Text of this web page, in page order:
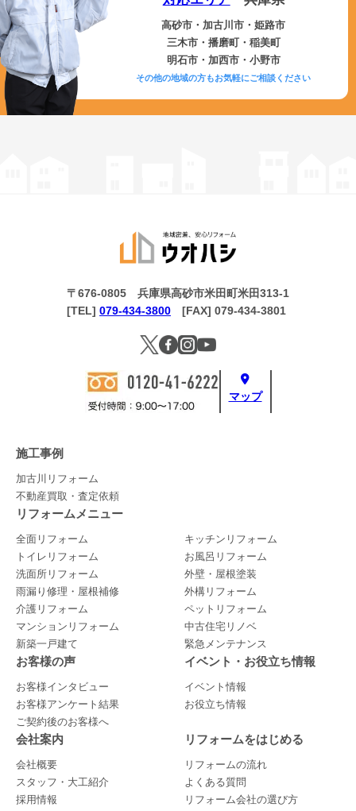
高砂市・加古川市・姫路市
三木市・播磨町・稲美町
明石市・加西市・小野市
その他の地域の方もお気軽にご相談ください
マップ
〒676-0805 兵庫県高砂市米田町米田313-1
[TEL] 079-434-3800 [FAX] 079-434-3801
施工事例
加古川リフォーム
不動産買取・査定依頼
リフォームメニュー
全面リフォーム
キッチンリフォーム
トイレリフォーム
お風呂リフォーム
洗面所リフォーム
外壁・屋根塗装
雨漏り修理・屋根補修
外構リフォーム
介護リフォーム
ペットリフォーム
マンションリフォーム
中古住宅リノベ
新築一戸建て
緊急メンテナンス
お客様の声
お客様インタビュー
お客様アンケート結果
ご契約後のお客様へ
イベント・お役立ち情報
イベント情報
お役立ち情報
会社案内
会社概要
スタッフ・大工紹介
採用情報
リフォームをはじめる
リフォームの流れ
よくある質問
リフォーム会社の選び方